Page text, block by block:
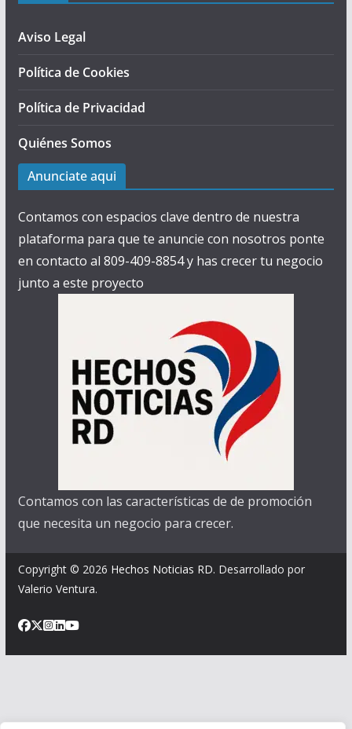
Aviso Legal
Política de Cookies
Política de Privacidad
Quiénes Somos
Anunciate aqui
Contamos con espacios clave dentro de nuestra
plataforma para que te anuncie con nosotros ponte
en contacto al 809-409-8854 y has crecer tu negocio
junto a este proyecto
Contamos con las características de de promoción
que necesita un negocio para crecer.
Copyright © 2026 Hechos Noticias RD. Desarrollado por
Valerio Ventura.